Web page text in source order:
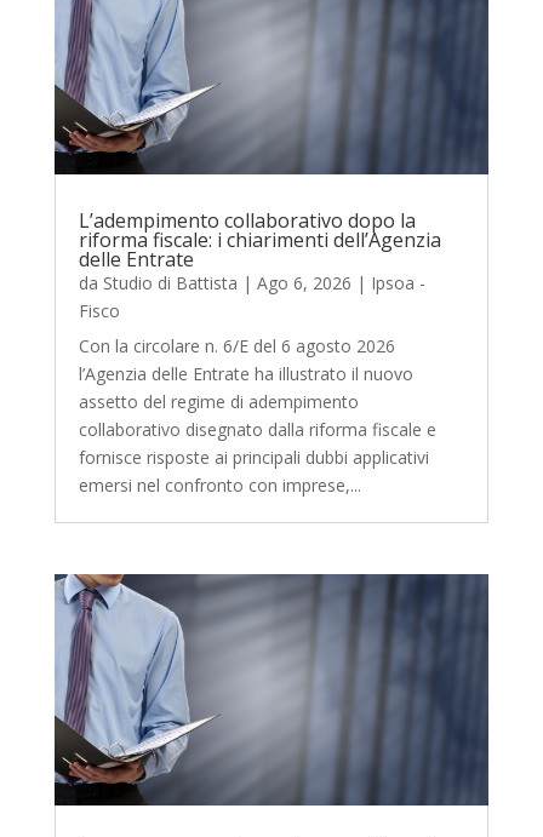
L’adempimento collaborativo dopo la
riforma fiscale: i chiarimenti dell’Agenzia
delle Entrate
da Studio di Battista | Ago 6, 2026 | Ipsoa -
Fisco
Con la circolare n. 6/E del 6 agosto 2026
l’Agenzia delle Entrate ha illustrato il nuovo
assetto del regime di adempimento
collaborativo disegnato dalla riforma fiscale e
fornisce risposte ai principali dubbi applicativi
emersi nel confronto con imprese,...